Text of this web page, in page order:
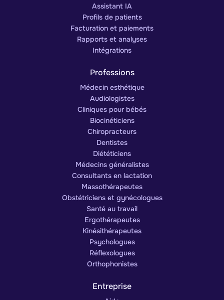
Assistant IA
Profils de patients
Facturation et paiements
Rapports et analyses
Intégrations
Professions
Médecin esthétique
Audiologistes
Cliniques pour bébés
Biocinéticiens
Chiropracteurs
Dentistes
Diététiciens
Médecins généralistes
Consultants en lactation
Massothérapeutes
Obstétriciens et gynécologues
Santé au travail
Ergothérapeutes
Kinésithérapeutes
Psychologues
Réflexologues
Orthophonistes
Entreprise